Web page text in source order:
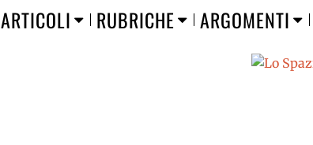
ARTICOLI RUBRICHE ARGOMENTI